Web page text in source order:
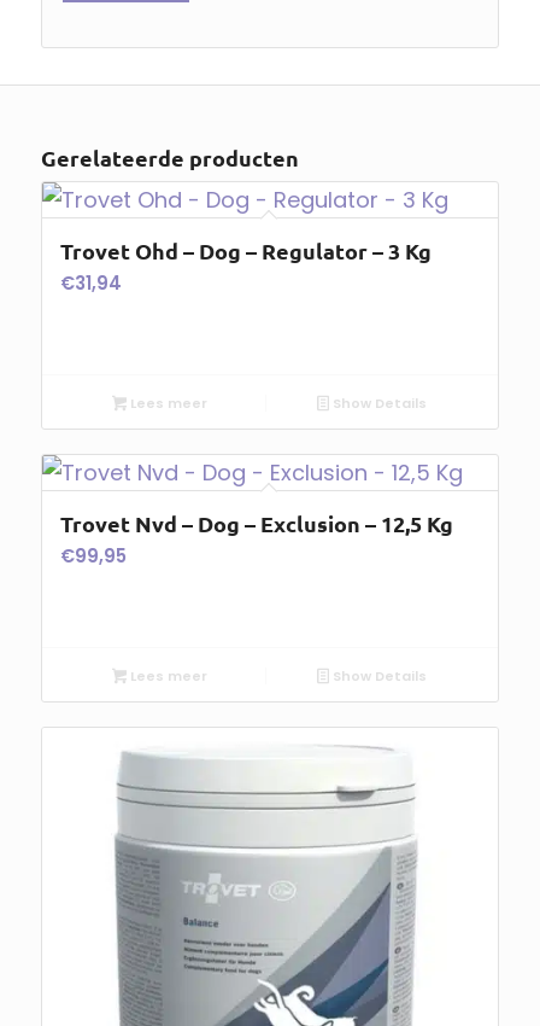
Gerelateerde producten
Trovet Ohd – Dog – Regulator – 3 Kg
€31,94
Lees meer Show Details
Trovet Nvd – Dog – Exclusion – 12,5 Kg
€99,95
Lees meer Show Details